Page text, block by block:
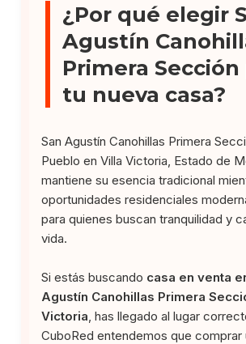
¿Por qué elegir
Agustín
Primera Sección
tu nueva casa?
San Agustín Canohillas Primera
Pueblo en Villa Victoria, Estado de
mantiene su esencia tradicional
oportunidades residenciales
para quienes buscan tranquilidad y
vida.
Si estás buscando casa en venta
Agustín Canohillas Primera
Victoria , has llegado al lugar
CuboRed entendemos que comprar